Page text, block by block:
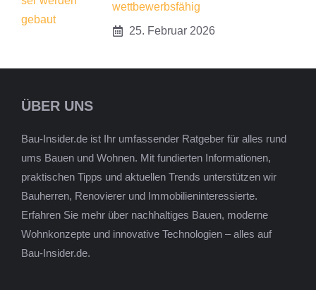
wettbewerbsfähig
25. Februar 2026
ÜBER UNS
Bau-Insider.de ist Ihr umfassender Ratgeber für alles rund
ums Bauen und Wohnen. Mit fundierten Informationen,
praktischen Tipps und aktuellen Trends unterstützen wir
Bauherren, Renovierer und Immobilieninteressierte.
Erfahren Sie mehr über nachhaltiges Bauen, moderne
Wohnkonzepte und innovative Technologien – alles auf
Bau-Insider.de.